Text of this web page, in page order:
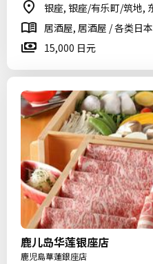
银座, 银座/有乐町/筑地,
居酒屋, 居酒屋 / 各类日
15,000 日元
鹿儿岛华莲银座店
鹿児島華蓮銀座店